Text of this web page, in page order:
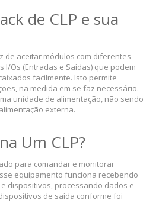
de CLP e sua
de aceitar módulos com diferentes
I/Os (Entradas e Saídas) que podem
facilmente. Isto permite
na medida em se faz necessário.
unidade de alimentação, não sendo
externa.
Um CLP?
para comandar e monitorar
equipamento funciona recebendo
dispositivos, processando dados e
de saída conforme foi